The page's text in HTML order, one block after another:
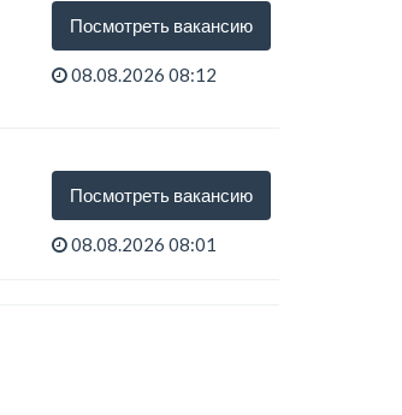
Посмотреть вакансию
08.08.2026 08:12
Посмотреть вакансию
08.08.2026 08:01